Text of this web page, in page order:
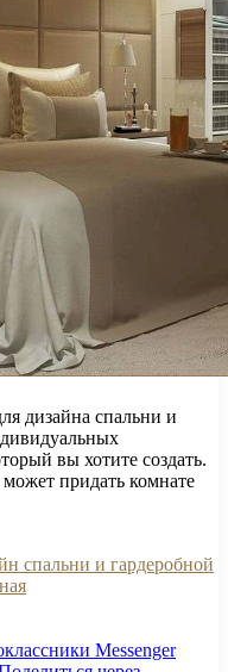
дизайна спальни и
вы хотите создать.
придать комнате
спальни и гардеробной
Messenger